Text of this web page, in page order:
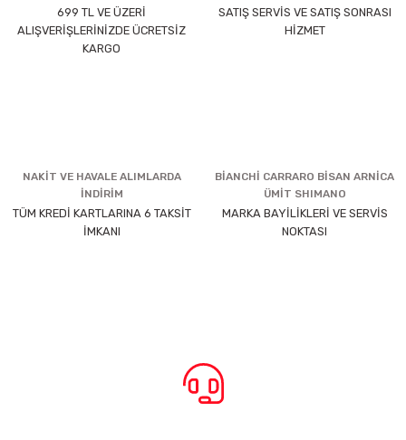
699 TL VE ÜZERİ
ALIŞVERİŞLERİNİZDE ÜCRETSİZ
KARGO
SATIŞ SERVİS VE SATIŞ SONRASI
HİZMET
NAKİT VE HAVALE ALIMLARDA
İNDİRİM
TÜM KREDİ KARTLARINA 6 TAKSİT
İMKANI
BİANCHİ CARRARO BİSAN ARNİCA
ÜMİT SHIMANO
MARKA BAYİLİKLERİ VE SERVİS
NOKTASI